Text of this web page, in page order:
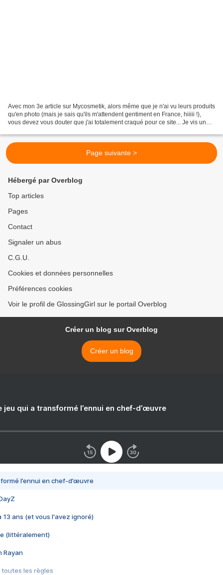
Avec mon 3e article sur Mycosmetik, alors même que je n'ai vu leurs produits
qu'en photo (mais je sais qu'ils m'attendent gentiment en France, hiiiii !),
vous devez vous douter que j'ai totalement craqué pour ce site... Je vis une
Page suivante >
Hébergé par Overblog
Top articles
Pages
Contact
Signaler un abus
C.G.U.
Cookies et données personnelles
Préférences cookies
Voir le profil de GlossingGirl sur le portail Overblog
Créer un blog sur Overblog
Créer un blog
jeu qui a transformé l’ennui en chef-d’œuvre
l’ennui en chef-d’œuvre
13 ans (et vous l'avez ignoré)
(littéralement)
Rayan
toutes les règles